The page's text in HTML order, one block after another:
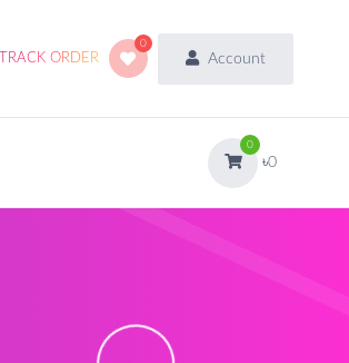
TRACK ORDER
0
Account
0
৳0